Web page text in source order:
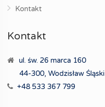
Kontakt
Kontakt
ul. św. 26 marca 160
44-300, Wodzisław Śląski
+48 533 367 799